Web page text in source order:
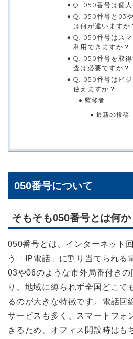
Q. 050番号は個
Q. 050番号と03
は何が違いますか
Q. 050番号はスマ
利用できますか？
Q. 050番号を取
査は必要ですか？
Q. 050番号はビジ
使えますか？
監修者
最新の投稿
050番号について
そもそも050番号とは何か
050番号とは、インターネット
う「IP電話」に割り当てられる
03や06のような市外局番付き
り、地域に縛られず全国どこで
るのが大きな特徴です。電話回
サービスも多く、スマートフォ
きるため、オフィス開設時はも